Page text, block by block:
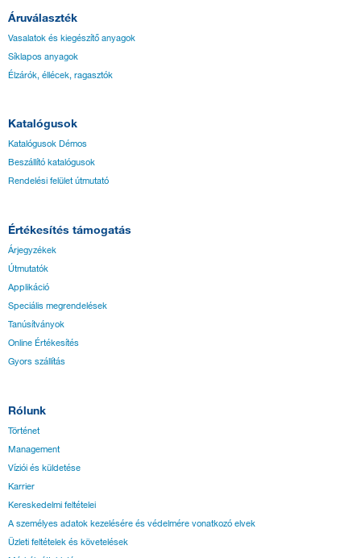
Áruválaszték
Vasalatok és kiegészítő anyagok
Síklapos anyagok
Élzárók, éllécek, ragasztók
Katalógusok
Katalógusok Démos
Beszállító katalógusok
Rendelési felület útmutató
Értékesítés támogatás
Árjegyzékek
Útmutatók
Applikáció
Speciális megrendelések
Tanúsítványok
Online Értékesítés
Gyors szállítás
Rólunk
Történet
Management
Víziói és küldetése
Karrier
Kereskedelmi feltételei
A személyes adatok kezelésére és védelmére vonatkozó elvek
Üzleti feltételek és követelések